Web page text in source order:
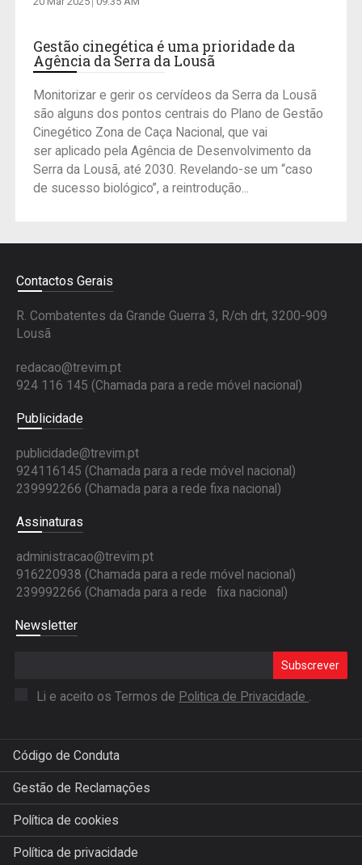
Gestão cinegética é uma prioridade da
Agência da Serra da Lousã
Monitorizar e gerir os cervídeos da Serra da Lousã
são alguns dos pontos centrais do Plano de Gestão
Cinegético Zona de Caça Nacional, que vai
ser aplicado pela Agência de Desenvolvimento da
Serra da Lousã, até 2030. Revelando-se um “caso
de sucesso biológico”, a reintrodução...
Contactos Gerais
R. Combatentes da Grande Guerra 3, R/ch drt, 3200-909
Lousã
redacao@trevim.pt
924 116 145 (Chamada para a rede móvel nacional)
Publicidade
publicidade@trevim.pt
924116145 (Chamada para a rede móvel nacional)
239992266 (Chamada para a rede fixa nacional)
Assinaturas
administracao@trevim.pt
916220938 (Chamada para a rede móvel nacional)
239992266 (Chamada para a rede fixa nacional)
Newsletter
Subscrever
Li e aceito os Termos de Politica de Privacidade
Código de Conduta
Gestão de Reclamações
Política de cookies
Política de privacidade